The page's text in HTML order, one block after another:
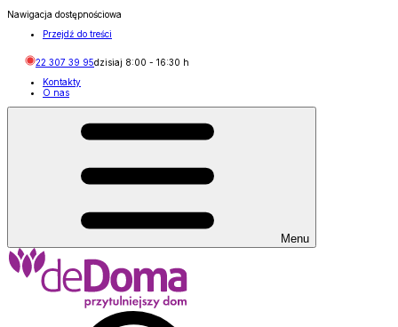
Nawigacja dostępnościowa
Przejdź do treści
22 307 39 95dzisiaj 8:00 - 16:30 h
Kontakty
O nas
Menu